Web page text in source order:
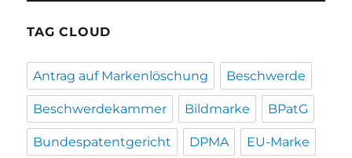
TAG CLOUD
Antrag auf Markenlöschung Beschwerde
Beschwerdekammer Bildmarke BPatG
Bundespatentgericht DPMA EU-Marke